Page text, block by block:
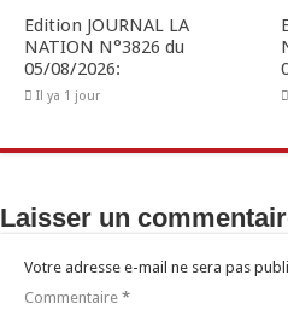
Edition JOURNAL LA
NATION N°3826 du
05/08/2026:
Il ya 1 jour
Laisser un
Votre adresse e-mail ne sera pas
Commentaire *